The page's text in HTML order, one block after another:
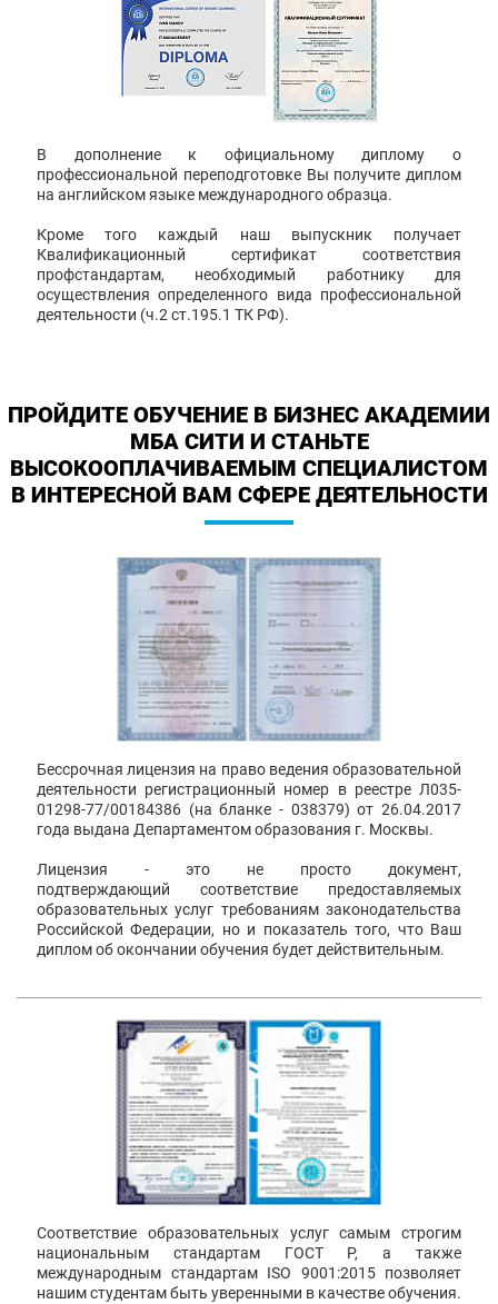
В дополнение к официальному диплому о
профессиональной переподготовке Вы получите диплом
на английском языке международного образца.
Кроме того каждый наш выпускник получает
Квалификационный сертификат соответствия
профстандартам, необходимый работнику для
осуществления определенного вида профессиональной
деятельности (ч.2 ст.195.1 ТК РФ).
ПРОЙДИТЕ ОБУЧЕНИЕ В БИЗНЕС АКАДЕМИИ
МБА СИТИ И СТАНЬТЕ
ВЫСОКООПЛАЧИВАЕМЫМ СПЕЦИАЛИСТОМ
В ИНТЕРЕСНОЙ ВАМ СФЕРЕ ДЕЯТЕЛЬНОСТИ
Бессрочная лицензия на право ведения образовательной
деятельности регистрационный номер в реестре Л035-
01298-77/00184386 (на бланке - 038379) от 26.04.2017
года выдана Департаментом образования г. Москвы.
Лицензия - это не просто документ,
подтверждающий соответствие предоставляемых
образовательных услуг требованиям законодательства
Российской Федерации, но и показатель того, что Ваш
диплом об окончании обучения будет действительным.
Соответствие образовательных услуг самым строгим
национальным стандартам ГОСТ Р, а также
международным стандартам ISO 9001:2015 позволяет
нашим студентам быть уверенными в качестве обучения.